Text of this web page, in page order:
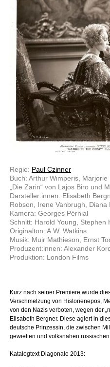
Regie: Paul Czinner
Buch: Arthur Wimperis,
„Die Zarin“ von Lajos Biro und
Darsteller:innen: Elisabeth
Robson, Irene Vanbrugh,
Kamera: Georges Pérnial
Schnitt: Harold Young, Stephen
Originalton: A.W. Watkins
Musik: Muir Mathieson, Ernst
Produzent:innen: Alexander
Produktion: London Films
Kurz nach seiner Premiere wurde
Verschmelzung von Historienepos,
von den Nazis verboten, wegen der
Elisabeth Bergner. Diese agiert in
deutsche Prinzessin, die zwischen
gewieften und volksnahen
Katalogtext Diagonale 2013: